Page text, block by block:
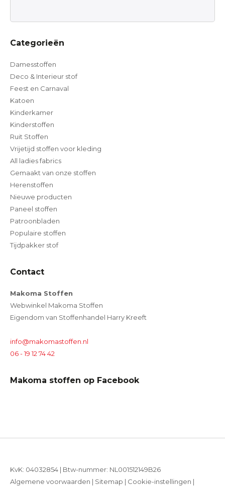
Categorieën
Damesstoffen
Deco & Interieur stof
Feest en Carnaval
Katoen
Kinderkamer
Kinderstoffen
Ruit Stoffen
Vrijetijd stoffen voor kleding
All ladies fabrics
Gemaakt van onze stoffen
Herenstoffen
Nieuwe producten
Paneel stoffen
Patroonbladen
Populaire stoffen
Tijdpakker stof
Contact
Makoma Stoffen
Webwinkel Makoma Stoffen
Eigendom van Stoffenhandel Harry Kreeft
info@makomastoffen.nl
06 - 19 12 74 42
Makoma stoffen op Facebook
KvK: 04032854 | Btw-nummer: NL001512149B26
Algemene voorwaarden | Sitemap | Cookie-instellingen |